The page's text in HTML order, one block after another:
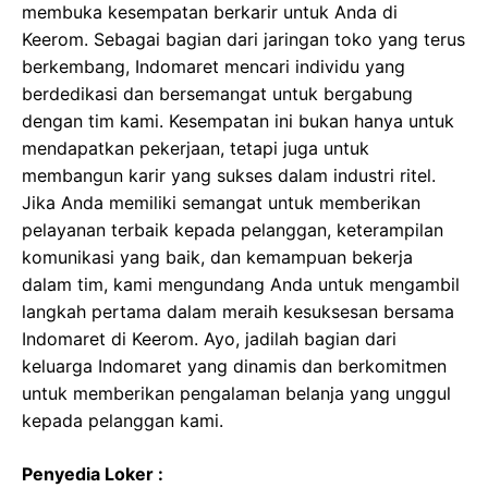
membuka kesempatan berkarir untuk Anda di
Keerom. Sebagai bagian dari jaringan toko yang terus
berkembang, Indomaret mencari individu yang
berdedikasi dan bersemangat untuk bergabung
dengan tim kami. Kesempatan ini bukan hanya untuk
mendapatkan pekerjaan, tetapi juga untuk
membangun karir yang sukses dalam industri ritel.
Jika Anda memiliki semangat untuk memberikan
pelayanan terbaik kepada pelanggan, keterampilan
komunikasi yang baik, dan kemampuan bekerja
dalam tim, kami mengundang Anda untuk mengambil
langkah pertama dalam meraih kesuksesan bersama
Indomaret di Keerom. Ayo, jadilah bagian dari
keluarga Indomaret yang dinamis dan berkomitmen
untuk memberikan pengalaman belanja yang unggul
kepada pelanggan kami.
Penyedia Loker :